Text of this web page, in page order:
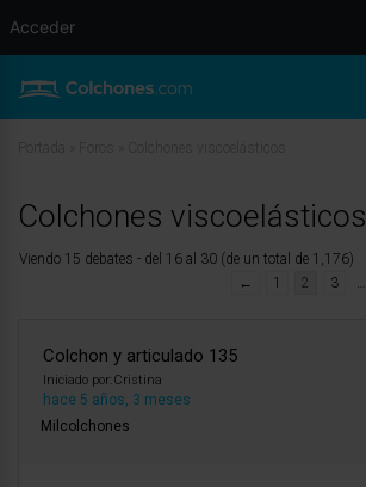
Colchones viscoelásticos
Viendo 15 debates - del 16 al 30 (de un total de 1,176)
←
1 2 3 …
Colchon y articulado 135
Iniciado por:Cristina
hace 5 años, 3 meses
Milcolchones
Acceder